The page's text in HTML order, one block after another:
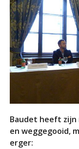
Baudet heeft zijn
en weggegooid,
erger: